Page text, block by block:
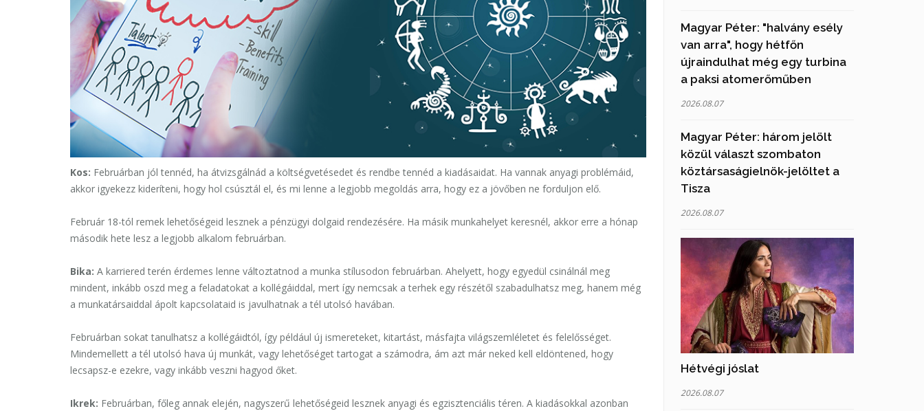
Kos: Februárban jól tennéd, ha átvizsgálnád a költségvetésedet és rendbe tennéd a kiadásaidat. Ha vannak anyagi problémáid,
akkor igyekezz kideríteni, hogy hol csúsztál el, és mi lenne a legjobb megoldás arra, hogy ez a jövőben ne forduljon elő.
Február 18-tól remek lehetőségeid lesznek a pénzügyi dolgaid rendezésére. Ha másik munkahelyet keresnél, akkor erre a hónap
második hete lesz a legjobb alkalom februárban.
Bika: A karriered terén érdemes lenne változtatnod a munka stílusodon februárban. Ahelyett, hogy egyedül csinálnál meg
mindent, inkább oszd meg a feladatokat a kollégáiddal, mert így nemcsak a terhek egy részétől szabadulhatsz meg, hanem még
a munkatársaiddal ápolt kapcsolataid is javulhatnak a tél utolsó havában.
Februárban sokat tanulhatsz a kollégáidtól, így például új ismereteket, kitartást, másfajta világszemléletet és felelősséget.
Mindemellett a tél utolsó hava új munkát, vagy lehetőséget tartogat a számodra, ám azt már neked kell eldöntened, hogy
lecsapsz-e ezekre, vagy inkább veszni hagyod őket.
Ikrek: Februárban, főleg annak elején, nagyszerű lehetőségeid lesznek anyagi és egzisztenciális téren. A kiadásokkal azonban
Magyar Péter: "halvány esély
van arra", hogy hétfőn
újraindulhat még egy turbina
a paksi atomerőműben
2026.08.07
Magyar Péter: három jelölt
közül választ szombaton
köztársaságielnök-jelöltet a
Tisza
2026.08.07
Hétvégi jóslat
2026.08.07